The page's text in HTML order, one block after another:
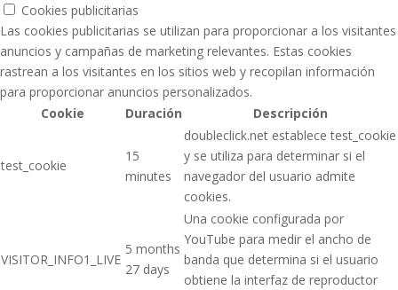
Cookies publicitarias
Las cookies publicitarias se utilizan para proporcionar a los visitantes
anuncios y campañas de marketing relevantes. Estas cookies
rastrean a los visitantes en los sitios web y recopilan información
para proporcionar anuncios personalizados.
Cookie
Duración Descripción
test_cookie
15
minutes
doubleclick.net establece test_cookie
y se utiliza para determinar si el
navegador del usuario admite
cookies.
VISITOR_INFO1_LIVE
5 months
27 days
Una cookie configurada por
YouTube para medir el ancho de
banda que determina si el usuario
obtiene la interfaz de reproductor